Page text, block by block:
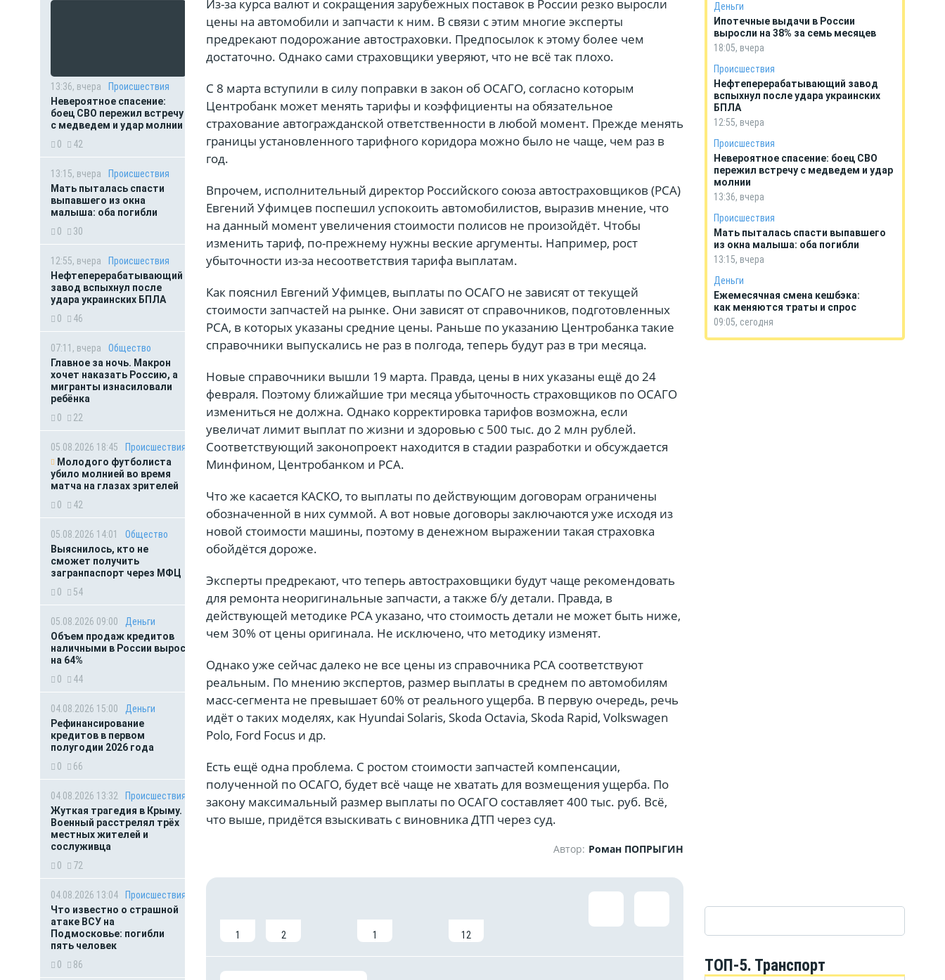
13:36, вчера
Происшествия
Невероятное спасение:
боец СВО пережил встречу
с медведем и удар молнии
0
42
13:15, вчера
Происшествия
Мать пыталась спасти
выпавшего из окна
малыша: оба погибли
0
30
12:55, вчера
Происшествия
Нефтеперерабатывающий
завод вспыхнул после
удара украинских БПЛА
0
46
07:11, вчера
Общество
Главное за ночь. Макрон
хочет наказать Россию, а
мигранты изнасиловали
ребёнка
0
22
05.08.2026 18:45
Происшествия
Молодого футболиста
убило молнией во время
матча на глазах зрителей
0
42
05.08.2026 14:01
Общество
Выяснилось, кто не
сможет получить
загранпаспорт через МФЦ
0
54
05.08.2026 09:00
Деньги
Объем продаж кредитов
наличными в России вырос
на 64%
0
44
04.08.2026 15:00
Деньги
Рефинансирование
кредитов в первом
полугодии 2026 года
0
66
04.08.2026 13:32
Происшествия
Жуткая трагедия в Крыму.
Военный расстрелял трёх
местных жителей и
сослуживца
0
72
04.08.2026 13:04
Происшествия
Что известно о страшной
атаке ВСУ на
Подмосковье: погибли
пять человек
0
86
Из-за курса валют и сокращения зарубежных поставок в России резко выросли
цены на автомобили и запчасти к ним. В связи с этим многие эксперты
предрекают подорожание автостраховки. Предпосылок к этому более чем
достаточно. Однако сами страховщики уверяют, что не всё так плохо.
С 8 марта вступили в силу поправки в закон об ОСАГО, согласно которым
Центробанк может менять тарифы и коэффициенты на обязательное
страхование автогражданской ответственности в любой момент. Прежде менять
границы установленного тарифного коридора можно было не чаще, чем раз в
год.
Впрочем, исполнительный директор Российского союза автостраховщиков (РСА)
Евгений Уфимцев поспешил успокоить автомобилистов, выразив мнение, что
на данный момент увеличения стоимости полисов не произойдёт. Чтобы
изменить тариф, по-прежнему нужны веские аргументы. Например, рост
убыточности из-за несоответствия тарифа выплатам.
Как пояснил Евгений Уфимцев, выплаты по ОСАГО не зависят от текущей
стоимости запчастей на рынке. Они зависят от справочников, подготовленных
РСА, в которых указаны средние цены. Раньше по указанию Центробанка такие
справочники выпускались не раз в полгода, теперь будут раз в три месяца.
Новые справочники вышли 19 марта. Правда, цены в них указаны ещё до 24
февраля. Поэтому ближайшие три месяца убыточность страховщиков по ОСАГО
измениться не должна. Однако корректировка тарифов возможна, если
увеличат лимит выплат по жизни и здоровью с 500 тыс. до 2 млн рублей.
Соответствующий законопроект находится в стадии разработки и обсуждается
Минфином, Центробанком и РСА.
Что же касается КАСКО, то выплаты по действующим договорам ограничены
обозначенной в них суммой. А вот новые договоры заключаются уже исходя из
новой стоимости машины, поэтому в денежном выражении такая страховка
обойдётся дороже.
Эксперты предрекают, что теперь автостраховщики будут чаще рекомендовать
для ремонта неоригинальные запчасти, а также б/у детали. Правда, в
действующей методике РСА указано, что стоимость детали не может быть ниже,
чем 30% от цены оригинала. Не исключено, что методику изменят.
Однако уже сейчас далеко не все цены из справочника РСА соответствуют
реальным. По мнению экспертов, размер выплаты в среднем по автомобилям
масс-сегмента не превышает 60% от реального ущерба. В первую очередь, речь
идёт о таких моделях, как Hyundai Solaris, Skoda Octavia, Skoda Rapid, Volkswagen
Polo, Ford Focus и др.
Есть ещё одна проблема. С ростом стоимости запчастей компенсации,
полученной по ОСАГО, будет всё чаще не хватать для возмещения ущерба. По
закону максимальный размер выплаты по ОСАГО составляет 400 тыс. руб. Всё,
что выше, придётся взыскивать с виновника ДТП через суд.
Автор: Роман ПОПРЫГИН
1 2 1 12
Деньги
Ипотечные выдачи в России
выросли на 38% за семь месяцев
18:05, вчера
Происшествия
Нефтеперерабатывающий завод
вспыхнул после удара украинских
БПЛА
12:55, вчера
Происшествия
Невероятное спасение: боец СВО
пережил встречу с медведем и удар
молнии
13:36, вчера
Происшествия
Мать пыталась спасти выпавшего
из окна малыша: оба погибли
13:15, вчера
Деньги
Ежемесячная смена кешбэка:
как меняются траты и спрос
09:05, сегодня
ТОП-5. Транспорт